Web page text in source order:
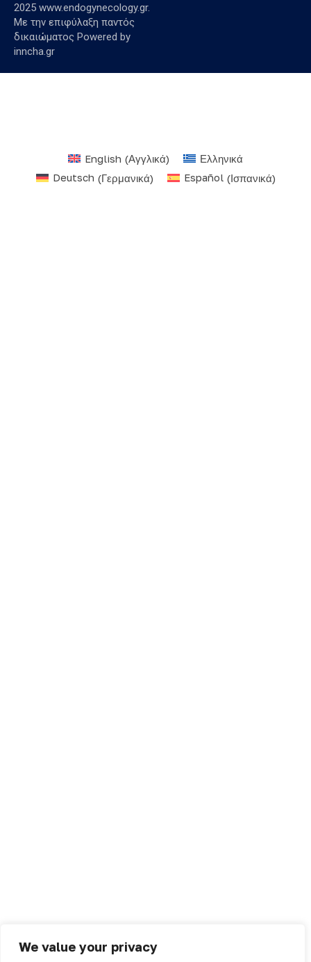
We value your privacy
2025 www.endogynecology.gr.
Με την επιφύλαξη παντός
δικαιώματος Powered by
inncha.gr
English (Αγγλικά)
Ελληνικά
Deutsch (Γερμανικά) Español(Ισπανικά)